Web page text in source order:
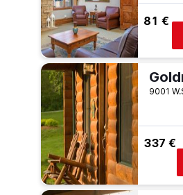
81 €
337 €